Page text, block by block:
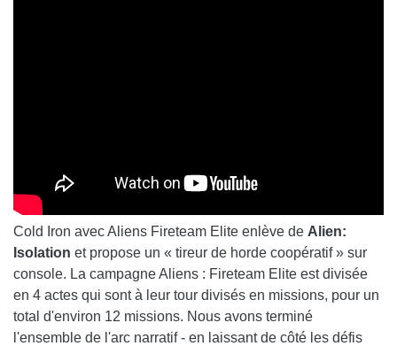
Cold Iron avec Aliens Fireteam Elite enlève de Alien:
Isolation et propose un « tireur de horde coopératif » sur
console. La campagne Aliens : Fireteam Elite est divisée
en 4 actes qui sont à leur tour divisés en missions, pour un
total d'environ 12 missions. Nous avons terminé
l'ensemble de l'arc narratif - en laissant de côté les défis